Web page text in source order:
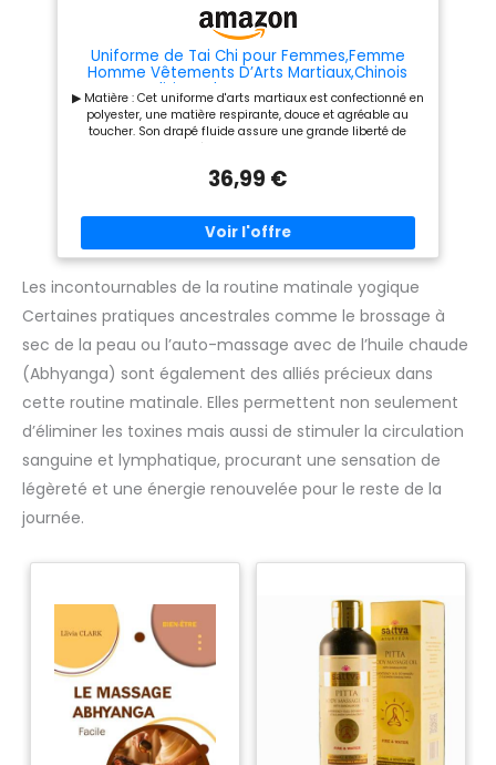
Uniforme de Tai Chi pour Femmes,Femme
Homme Vêtements D’Arts Martiaux,Chinois
Traditionnel Costume Tang Arts
Martiaux,Tenues de Kung Fu,Fluide Et
éLéGant,pour méditation Qigong Matinaux
▶ Matière : Cet uniforme d'arts martiaux est confectionné en
polyester, une matière respirante, douce et agréable au
toucher. Son drapé fluide assure une grande liberté de
mouvement tout en répondant aux exigences de confort au
col montant traditionnel et de boutons à nœud de corde. Il
à l'encre, alliant l'esthétique chinoise à l'esprit du Tai Chi. ▶
Coupe : Cet uniforme de méditation comprend un haut
amples, une taille élastiquée au pantalon et une poche
intérieure à la taille, offrant un équilibre parfait entre liberté
de mouvement et rangement pratique pour vos effets
personnels. ▶ Utilisations polyvalentes : Ce costume Tang
de kung-fu peut être utilisé pour la pratique du Tai Chi et
des arts martiaux, mais aussi au quotidien ou pour la
méditation, alliant fonctionnalité et praticité. ▶ Tailles : Cet
uniforme de qigong est disponible des tailles XS à XXXL,
avec un tableau de recommandations de taille et de poids.
Les mesures manuelles présentent une marge d'erreur de
seulement 1 à 2 cm, garantissant un ajustement optimal
pour différentes morphologies.
36,99 €
Les incontournables de la routine matinale yogique
Certaines pratiques ancestrales comme le brossage à
sec de la peau ou l’auto-massage avec de l’huile chaude
(Abhyanga) sont également des alliés précieux dans
cette routine matinale. Elles permettent non seulement
d’éliminer les toxines mais aussi de stimuler la circulation
sanguine et lymphatique, procurant une sensation de
légèreté et une énergie renouvelée pour le reste de la
journée.